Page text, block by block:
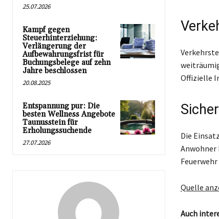
25.07.2026
Kampf gegen
Steuerhinterziehung:
Verlängerung der
Aufbewahrungsfrist für
Buchungsbelege auf zehn
Jahre beschlossen
20.08.2025
Entspannung pur: Die
besten Wellness Angebote
Taunusstein für
Erholungssuchende
27.07.2026
Offizielle
Die
Anwohner
Quelle
Auch